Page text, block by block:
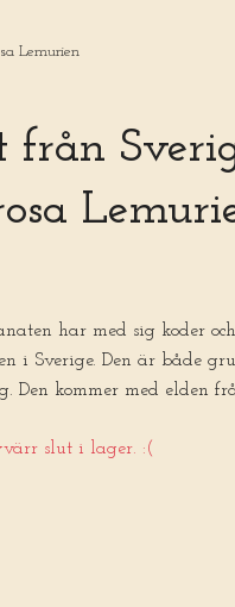
Lemurien
från
har med sig koder
i Sverige. Den är både
Den kommer med elden
slut i lager. :(